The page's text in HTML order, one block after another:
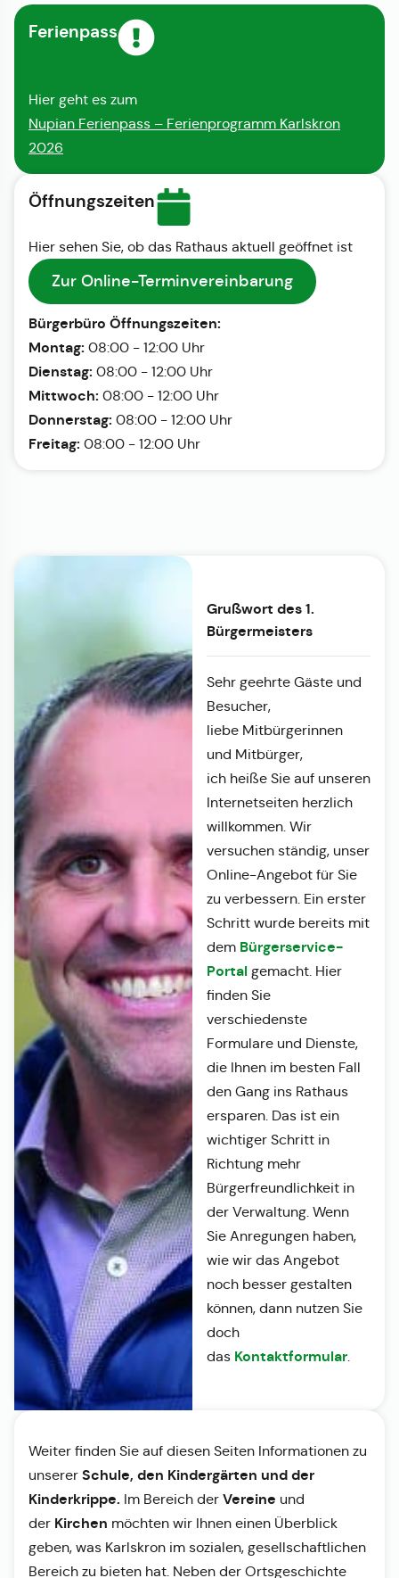
Ferienpass
Hier geht es zum
Nupian Ferienpass – Ferienprogramm Karlskron
2026
Öffnungszeiten
Hier sehen Sie, ob das Rathaus aktuell geöffnet ist
Zur Online-Terminvereinbarung
Bürgerbüro Öffnungszeiten:
Montag: 08:00 - 12:00 Uhr
Dienstag: 08:00 - 12:00 Uhr
Mittwoch: 08:00 - 12:00 Uhr
Donnerstag: 08:00 - 12:00 Uhr
Freitag: 08:00 - 12:00 Uhr
Grußwort des 1.
Bürgermeisters
Sehr geehrte Gäste und
Besucher,
liebe Mitbürgerinnen
und Mitbürger,
ich heiße Sie auf unseren
Internetseiten herzlich
willkommen. Wir
versuchen ständig, unser
Online-Angebot für Sie
zu verbessern. Ein erster
Schritt wurde bereits mit
dem Bürgerservice-
Portalgemacht. Hier
finden Sie
verschiedenste
Formulare und Dienste,
die Ihnen im besten Fall
den Gang ins Rathaus
ersparen. Das ist ein
wichtiger Schritt in
Richtung mehr
Bürgerfreundlichkeit in
der Verwaltung. Wenn
Sie Anregungen haben,
wie wir das Angebot
noch besser gestalten
können, dann nutzen Sie
doch
das Kontaktformular.
Weiter finden Sie auf diesen Seiten Informationen zu
unserer Schule, den Kindergärten und der
Kinderkrippe. Im Bereich der Vereine und
der Kirchen möchten wir Ihnen einen Überblick
geben, was Karlskron im sozialen, gesellschaftlichen
Bereich zu bieten hat. Neben der Ortsgeschichte